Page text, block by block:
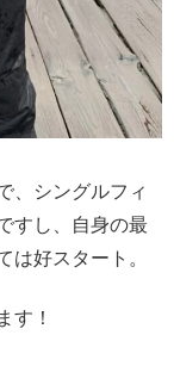
、シングルフィ
すし、自身の最
は好スタート。
す！